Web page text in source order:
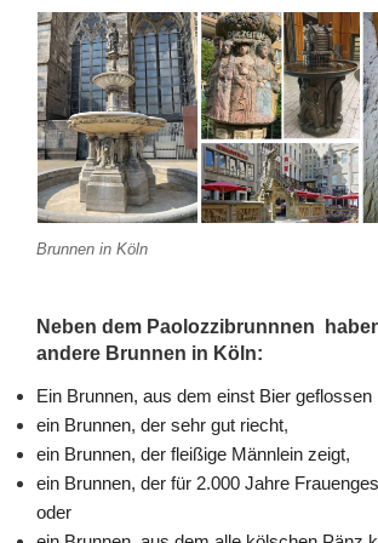
Brunnen in Köln
Neben dem Paolozzibrunnnen
andere Brunnen in Köln:
Ein Brunnen, aus dem einst Bier geflossen
ein Brunnen, der sehr gut riecht,
ein Brunnen, der fleißige Männlein zeigt,
ein Brunnen, der für 2.000 Jahre
oder